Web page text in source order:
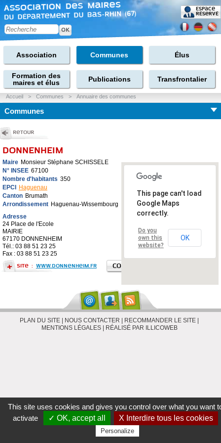
Espace
réservé
Association Communes Élus
Formation des
maires et élus
Publications Transfrontalier
Accueil > Communes > Annuaire des communes
Communes
Retour
DONNENHEIM
Maire Monsieur Stéphane SCHISSELE
N° INSEE 67100
Nombre d'habitants 350
EPCI
Haguenau
Canton Brumath
Arrondissement Haguenau-Wissembourg
Adresse
24 Place de l'Ecole
MAIRIE
67170 DONNENHEIM
Tél.: 03 88 51 23 25
Fax : 03 88 51 23 25
Site : www.donnenheim.fr
This page can't load
Google Maps
correctly.
Do you
own this
website?
OK
PLAN DU SITE NOUS CONTACTER RECOMMANDER LE SITE
MENTIONS LÉGALES| RÉALISÉ PAR ILLICOWEB
This site uses cookies and gives you control over what you want
activate
✓ OK, accept all X Interdire tous les cookies
Personalize